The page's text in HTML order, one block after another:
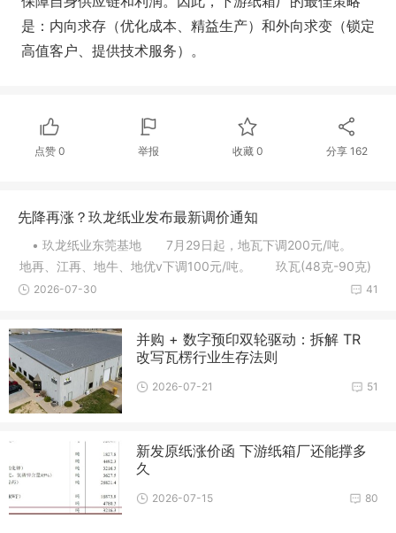
是：内向求存（优化成本、精益生产）和外向求变（锁定
高值客户、提供技术服务）。
点赞 0 举报 收藏 0 分享 162
先降再涨？玖龙纸业发布最新调价通知
• 玖龙纸业东莞基地 7月29日起，地瓦下调200元/吨。
地再、江再、地牛、地优v下调100元/吨。 玖瓦(48克-90克)
下调10
41
2026-07-30
并购 + 数字预印双轮驱动：拆解 TR
改写瓦楞行业生存法则
51
2026-07-21
新发原纸涨价函 下游纸箱厂还能撑多
久
80
2026-07-15